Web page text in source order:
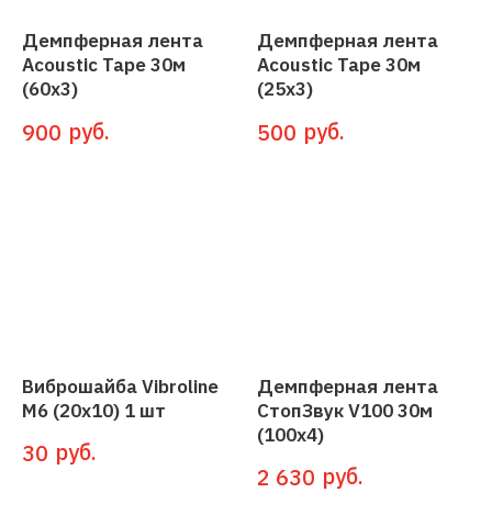
Демпферная лента
Acoustic Tape 30м
(60x3)
900 руб.
Демпферная лента
Acoustic Tape 30м
(25x3)
500 руб.
Виброшайба Vibroline
М6 (20х10) 1 шт
30 руб.
Демпферная лента
СтопЗвук V100 30м
(100x4)
2 630 руб.